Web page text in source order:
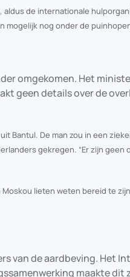
de internationale
mogelijk nog onder de
omgekomen. Het
geen details over de
Bantul. De man zou in een
gekregen. “Er zijn geen
lieten weten bereid te
van de aardbeving. Het
maakte dit